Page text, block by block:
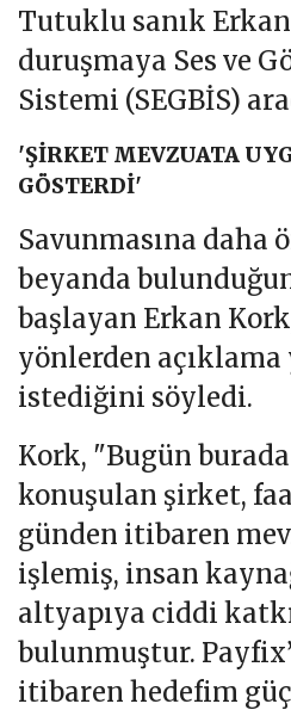
Tutuklu sanık
duruşmaya Ses ve
Sistemi (SEGBİS)
'ŞİRKET MEVZUATA
GÖSTERDİ'
Savunmasına daha
beyanda
başlayan Erkan
yönlerden
istediğini söyledi.
Kork, "Bugün
konuşulan şirket,
günden itibaren
işlemiş, insan
altyapıya ciddi
bulunmuştur.
itibaren hedefim